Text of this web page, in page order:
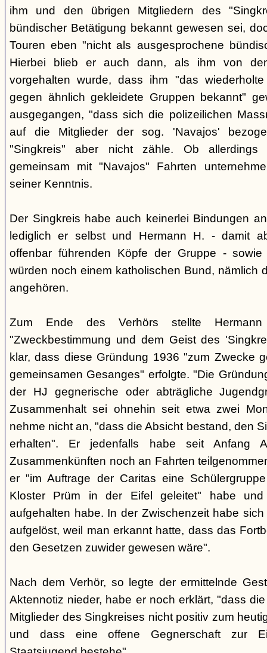
ihm und den übrigen Mitgliedern des
bündischer Betätigung bekannt gewesen sei,
Touren eben "nicht als ausgesprochene
Hierbei blieb er auch dann, als ihm von
vorgehalten wurde, dass ihm "das
gegen ähnlich gekleidete Gruppen bekannt"
ausgegangen, "dass sich die polizeilichen
auf die Mitglieder der sog. 'Navajos'
"Singkreis" aber nicht zähle. Ob allerdings
gemeinsam mit "Navajos" Fahrten
seiner Kenntnis.
Der Singkreis habe auch keinerlei Bindungen
lediglich er selbst und Hermann H. - damit
offenbar führenden Köpfe der Gruppe -
würden noch einem katholischen Bund, nämlich
angehören.
Zum Ende des Verhörs stellte
"Zweckbestimmung und dem Geist des
klar, dass diese Gründung 1936 "zum Zwecke
gemeinsamen Gesanges" erfolgte. "Die
der HJ gegnerische oder abträgliche
Zusammenhalt sei ohnehin seit etwa zwei
nehme nicht an, "dass die Absicht bestand, den
erhalten". Er jedenfalls habe seit Anfang
Zusammenkünften noch an Fahrten
er "im Auftrage der Caritas eine
Kloster Prüm in der Eifel geleitet" habe
aufgehalten habe. In der Zwischenzeit habe
aufgelöst, weil man erkannt hatte, dass das
den Gesetzen zuwider gewesen wäre".
Nach dem Verhör, so legte der ermittelnde
Aktennotiz nieder, habe er noch erklärt, "dass
Mitglieder des Singkreises nicht positiv zum
und dass eine offene Gegnerschaft zur